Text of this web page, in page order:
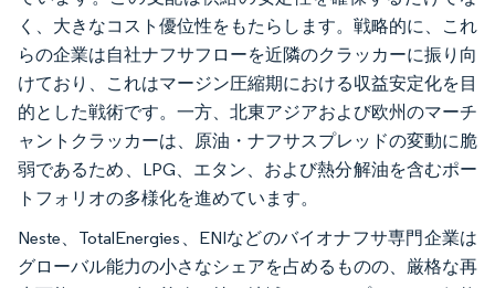
く、大きなコスト優位性をもたらします。戦略的に、これ
らの企業は自社ナフサフローを近隣のクラッカーに振り向
けており、これはマージン圧縮期における収益安定化を目
的とした戦術です。一方、北東アジアおよび欧州のマーチ
ャントクラッカーは、原油・ナフサスプレッドの変動に脆
弱であるため、LPG、エタン、および熱分解油を含むポー
トフォリオの多様化を進めています。
Neste、TotalEnergies、ENIなどのバイオナフサ専門企業は
グローバル能力の小さなシェアを占めるものの、厳格な再